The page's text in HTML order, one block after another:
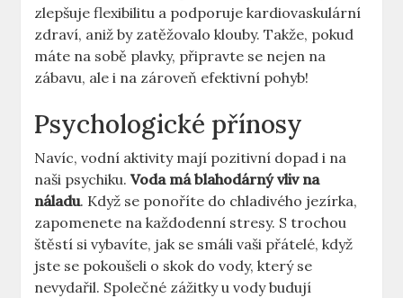
zlepšuje flexibilitu a podporuje kardiovaskulární
zdraví, aniž by zatěžovalo klouby. Takže, pokud
máte na sobě plavky, připravte se nejen na
zábavu, ale i na zároveň efektivní pohyb!
Psychologické přínosy
Navíc, vodní aktivity mají pozitivní dopad i na
naši psychiku.Voda má blahodárný vliv na
náladu. Když se ponoříte do chladivého jezírka,
zapomenete na každodenní stresy. S trochou
štěstí si vybavíte, jak se smáli vaši přátelé, když
jste se pokoušeli o skok do vody, který se
nevydařil. Společné zážitky u vody budují